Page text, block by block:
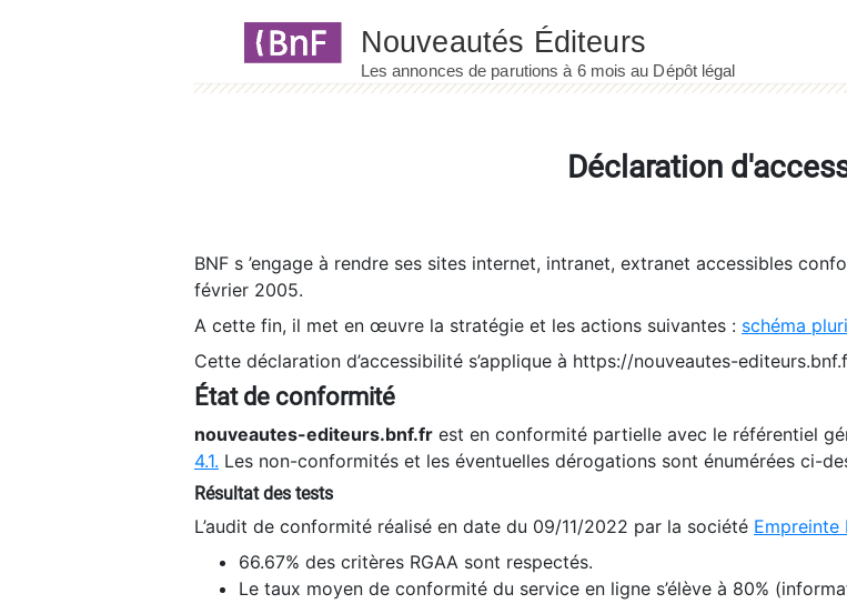
Déclaration
BNF s ’engage à rendre ses sites internet, intranet, extranet accessibles
février 2005.
A cette fin, il met en œuvre la stratégie et les actions suivantes : schéma
Cette déclaration d’accessibilité s’applique à https://nouveautes-
État de conformité
nouveautes-editeurs.bnf.fr est en conformité partielle avec le référentiel
4.1. Les non-conformités et les éventuelles dérogations sont énumérées ci-
Résultat des tests
L’audit de conformité réalisé en date du 09/11/2022 par la société Empreinte
66.67% des critères RGAA sont respectés.
Le taux moyen de conformité du service en ligne s’élève à 80%